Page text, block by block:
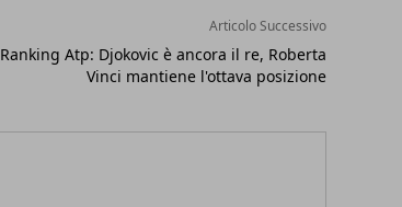
Articolo Successivo
Ranking Atp: Djokovic è ancora il re, Roberta
Vinci mantiene l'ottava posizione